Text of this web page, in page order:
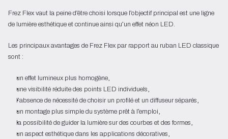
Frez Flex vaut la peine d’être choisi lorsque l’objectif principal est une ligne
de lumière esthétique et continue ainsi qu’un effet néon LED.
Les principaux avantages de Frez Flex par rapport au ruban LED classique
sont :
un effet lumineux plus homogène,
une visibilité réduite des points LED individuels,
l’absence de nécessité de choisir un profilé et un diffuseur séparés,
un montage plus simple du système prêt à l’emploi,
la possibilité de guider la lumière sur des courbes et des formes,
un aspect esthétique dans les applications décoratives,